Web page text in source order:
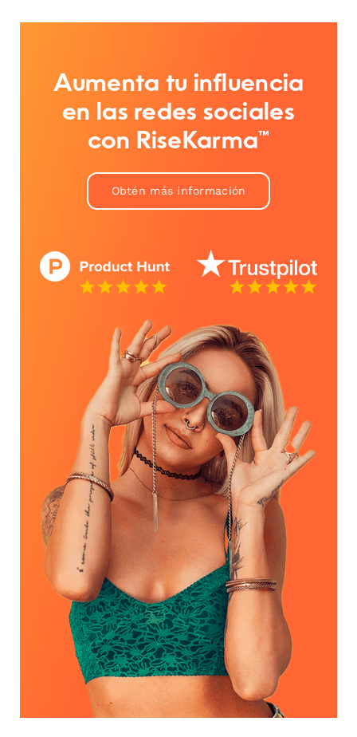
Aumenta tu influencia
en las redes sociales
con RiseKarma™
Obtén más información